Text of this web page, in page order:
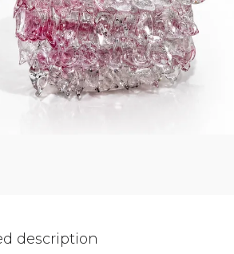
description